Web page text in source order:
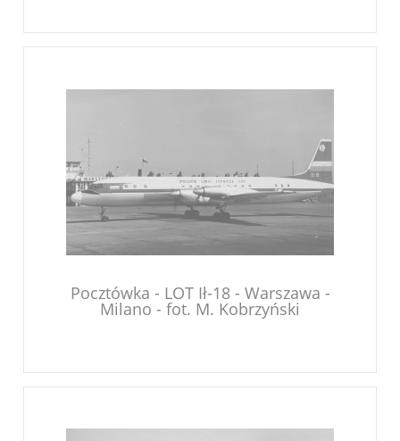
Pocztówka - LOT Ił-18 - Warszawa -
Milano - fot. M. Kobrzyński